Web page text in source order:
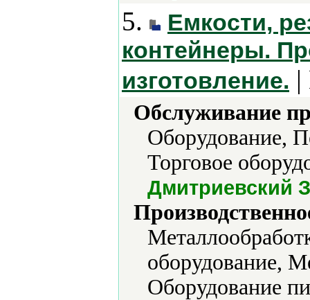
5.
Емкости,
контейнеры.
изготовление.
Обслуживание
Оборудование,
Торговое
Дмитриевский
оборудование,
Оборудование